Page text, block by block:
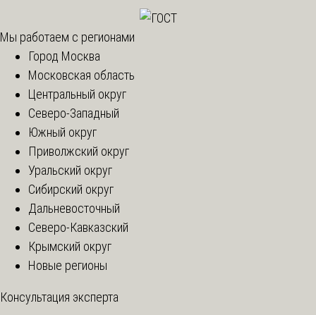
Мы работаем с регионами
Город Москва
Московская область
Центральный округ
Северо-Западный
Южный округ
Приволжский округ
Уральский округ
Сибирский округ
Дальневосточный
Северо-Кавказский
Крымский округ
Новые регионы
Консультация эксперта